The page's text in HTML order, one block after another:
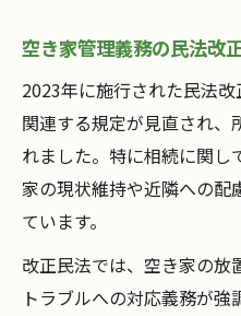
空き家管理の義務
法
相続放棄後の空
に
空き家相続放棄
空き家を相続放棄す
空き家相続放棄
空き家管理義務の民法改
2023年に施行された民法
関連する規定が見直され、
れました。特に相続に関し
家の現状維持や近隣への配
ています。
改正民法では、空き家の
トラブルへの対応義務が